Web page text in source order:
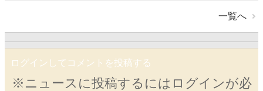
一覧へ
ログインしてコメントを投稿する
※ニュースに投稿するにはログインが必